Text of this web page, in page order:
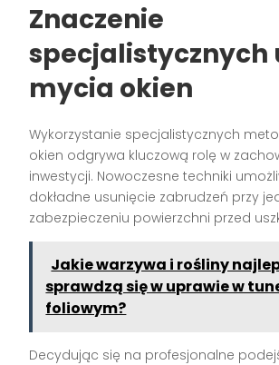
Znaczenie
specjalistycznych
mycia okien
Wykorzystanie specjalistycznych
okien odgrywa kluczową rolę w
inwestycji. Nowoczesne techniki
dokładne usunięcie zabrudzeń przy
zabezpieczeniu powierzchni przed
Jakie warzywa i rośliny
sprawdzą się w uprawie w
foliowym?
Decydując się na profesjonalne